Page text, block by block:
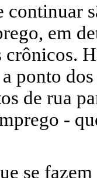
continuar
em
crônicos.
ponto
de rua
-
se